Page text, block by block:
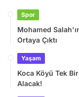
Spor
Mohamed
Ortaya Çıktı
Yaşam
Koca Köyü Tek
Alacak!